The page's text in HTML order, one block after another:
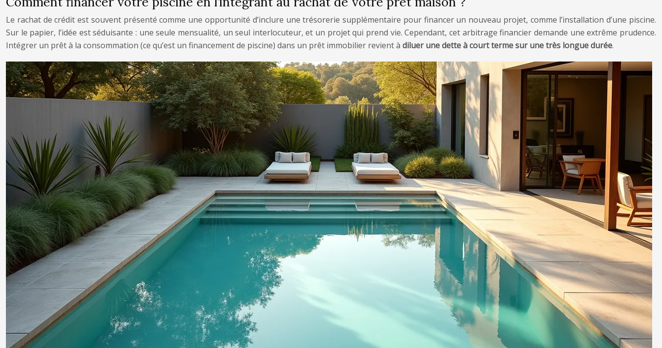
Le rachat de crédit est souvent présenté comme une opportunité d’inclure une trésorerie supplémentaire pour financer un nouveau projet, comme l’installation d’une piscine.
Sur le papier, l’idée est séduisante : une seule mensualité, un seul interlocuteur, et un projet qui prend vie. Cependant, cet arbitrage financier demande une extrême prudence.
Intégrer un prêt à la consommation (ce qu’est un financement de piscine) dans un prêt immobilier revient à diluer une dette à court terme sur une très longue durée.